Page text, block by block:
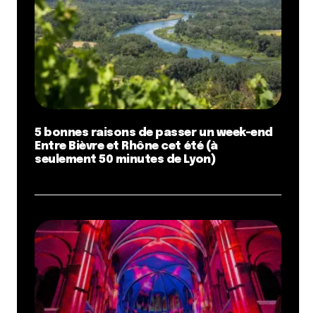
5 bonnes raisons de passer un week-end
Entre Bièvre et Rhône cet été (à
seulement 50 minutes de Lyon)